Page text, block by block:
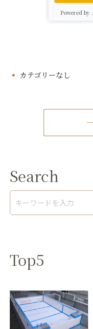
Powered by
カテゴリーなし
Search
Top5